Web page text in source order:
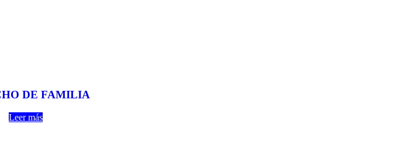
DE FAMILIA
Leer más